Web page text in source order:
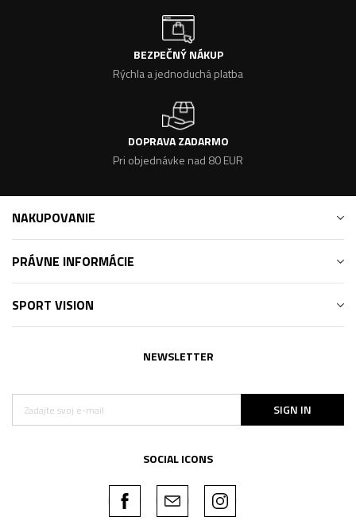
BEZPEČNÝ NÁKUP
Rýchla a jednoduchá platba
DOPRAVA ZADARMO
Pri objednávke nad 80 EUR
NAKUPOVANIE
PRÁVNE INFORMÁCIE
SPORT VISION
NEWSLETTER
SIGN IN
SOCIAL ICONS